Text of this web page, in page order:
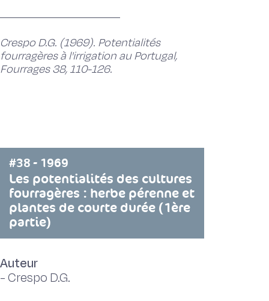
Crespo D.G. (1969). Potentialités
fourragères à l'irrigation au Portugal,
Fourrages 38, 110-126.
#38 - 1969
Les potentialités des cultures
fourragères : herbe pérenne et
plantes de courte durée (1ère
partie)
Auteur
-Crespo D.G.